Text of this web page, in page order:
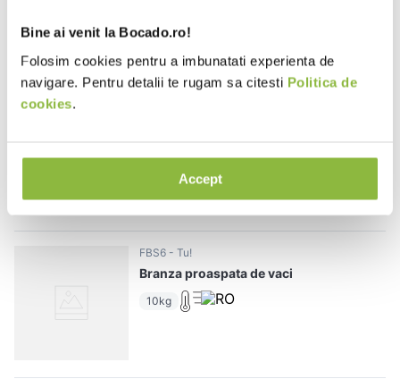
Bine ai venit la Bocado.ro!
Folosim cookies pentru a imbunatati experienta de
navigare. Pentru detalii te rugam sa citesti Politica de
cookies.
Accept
FBS6 Tu!
Branza proaspata de vaci
10kg